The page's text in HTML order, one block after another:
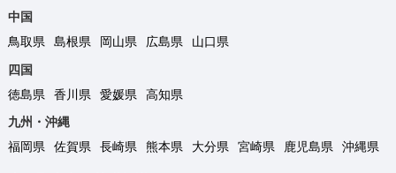
中国
鳥取県
島根県 岡山県 広島県
山口県
四国
徳島県
香川県 愛媛県
高知県
九州・沖縄
福岡県
佐賀県 長崎県 熊本県 大分県 宮崎県 鹿児島県 沖縄県